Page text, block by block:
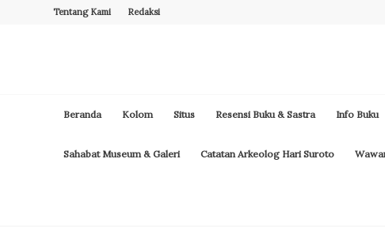
Tentang Kami Redaksi
Beranda Kolom Situs Resensi Buku & Sastra Info Buku
Sahabat Museum & Galeri Catatan Arkeolog Hari Suroto